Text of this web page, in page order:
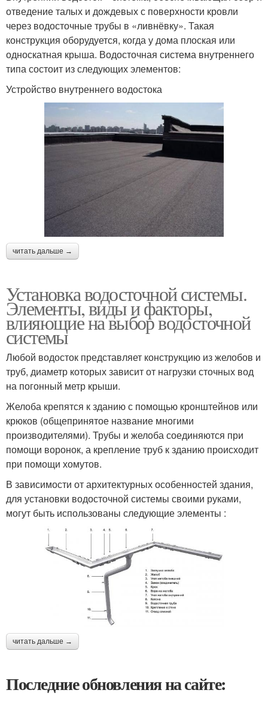
отведение талых и дождевых с поверхности кровли
через водосточные трубы в «ливнёвку». Такая
конструкция оборудуется, когда у дома плоская или
односкатная крыша. Водосточная система внутреннего
типа состоит из следующих элементов:
Устройство внутреннего водостока
читать дальше →
Установка водосточной системы.
Элементы, виды и факторы,
влияющие на выбор водосточной
системы
Любой водосток представляет конструкцию из желобов и
труб, диаметр которых зависит от нагрузки сточных вод
на погонный метр крыши.
Желоба крепятся к зданию с помощью кронштейнов или
крюков (общепринятое название многими
производителями). Трубы и желоба соединяются при
помощи воронок, а крепление труб к зданию происходит
при помощи хомутов.
В зависимости от архитектурных особенностей здания,
для установки водосточной системы своими руками,
могут быть использованы следующие элементы :
читать дальше →
Последние обновления на сайте: